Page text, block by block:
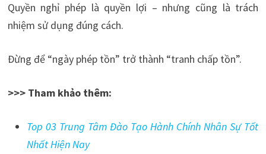
Quyền nghỉ phép là quyền lợi – nhưng cũng là trách
nhiệm sử dụng đúng cách.
Đừng để “ngày phép tồn” trở thành “tranh chấp tồn”.
>>> Tham khảo thêm:
Top 03 Trung Tâm Đào Tạo Hành Chính Nhân Sự Tốt
Nhất Hiện Nay